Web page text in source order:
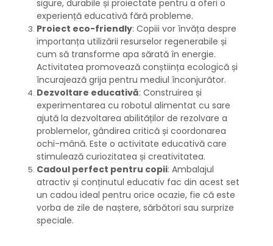
sigure, durabile și proiectate pentru a oferi o
experiență educativă fără probleme.
Proiect eco-friendly: Copiii vor învăța despre
importanța utilizării resurselor regenerabile și
cum să transforme apa sărată în energie.
Activitatea promovează conștiința ecologică și
încurajează grija pentru mediul înconjurător.
Dezvoltare educativă: Construirea și
experimentarea cu robotul alimentat cu sare
ajută la dezvoltarea abilităților de rezolvare a
problemelor, gândirea critică și coordonarea
ochi-mână. Este o activitate educativă care
stimulează curiozitatea și creativitatea.
Cadoul perfect pentru copii: Ambalajul
atractiv și conținutul educativ fac din acest set
un cadou ideal pentru orice ocazie, fie că este
vorba de zile de naștere, sărbători sau surprize
speciale.